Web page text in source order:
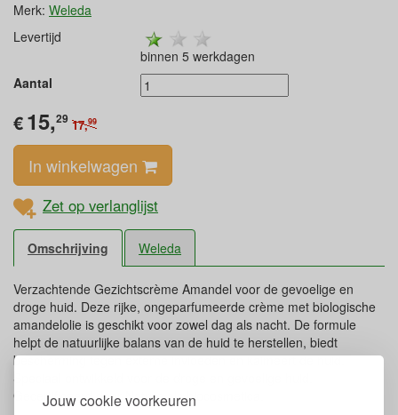
Jouw cookie voorkeuren
Merk: Weleda
Levertijd
binnen 5 werkdagen
Aantal
€15,29 17,99
In winkelwagen
Zet op verlanglijst
Omschrijving Weleda
Verzachtende Gezichtscrème Amandel voor de gevoelige en
droge huid. Deze rijke, ongeparfumeerde crème met biologische
amandelolie is geschikt voor zowel dag als nacht. De formule
helpt de natuurlijke balans van de huid te herstellen, biedt
bescherming tegen externe invloeden en kalmeert de huid.
Speciaal ontwikkeld voor de droge en gevoelige huid.
Gecertificeerd door Natrue als biocosmetica.